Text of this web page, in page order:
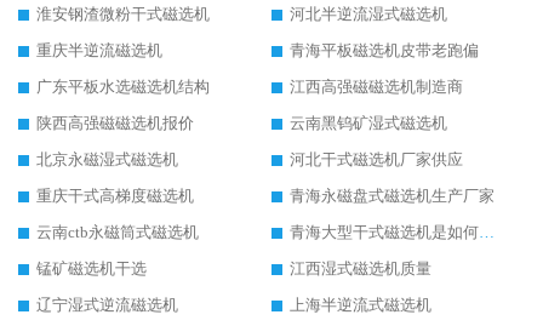
淮安钢渣微粉干式磁选机
河北半逆流湿式磁选机
重庆半逆流磁选机
青海平板磁选机皮带老跑偏
广东平板水选磁选机结构
江西高强磁磁选机制造商
陕西高强磁磁选机报价
云南黑钨矿湿式磁选机
北京永磁湿式磁选机
河北干式磁选机厂家供应
重庆干式高梯度磁选机
青海永磁盘式磁选机生产厂家
云南ctb永磁筒式磁选机
青海大型干式磁选机是如何选矿的
锰矿磁选机干选
江西湿式磁选机质量
辽宁湿式逆流磁选机
上海半逆流式磁选机